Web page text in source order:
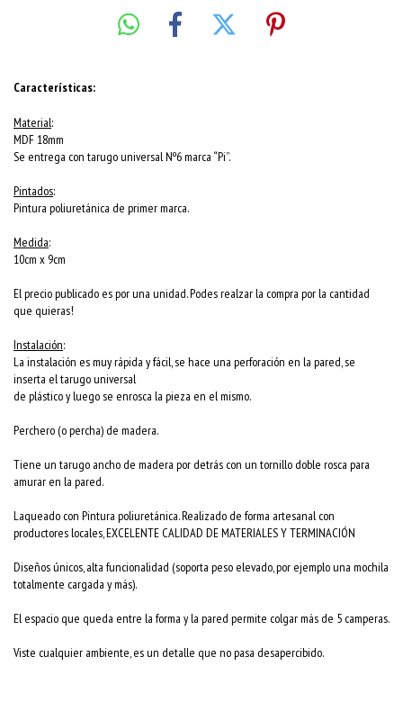
Características:
Material:
MDF 18mm
Se entrega con tarugo universal Nº6 marca “Pi”.
Pintados:
Pintura poliuretánica de primer marca.
Medida:
10cm x 9cm
El precio publicado es por una unidad. Podes realzar la compra por la cantidad
que quieras!
Instalación:
La instalación es muy rápida y fácil, se hace una perforación en la pared, se
inserta el tarugo universal
de plástico y luego se enrosca la pieza en el mismo.
Perchero (o percha) de madera.
Tiene un tarugo ancho de madera por detrás con un tornillo doble rosca para
amurar en la pared.
Laqueado con Pintura poliuretánica. Realizado de forma artesanal con
productores locales, EXCELENTE CALIDAD DE MATERIALES Y TERMINACIÓN
Diseños únicos, alta funcionalidad (soporta peso elevado, por ejemplo una mochila
totalmente cargada y más).
El espacio que queda entre la forma y la pared permite colgar más de 5 camperas.
Viste cualquier ambiente, es un detalle que no pasa desapercibido.